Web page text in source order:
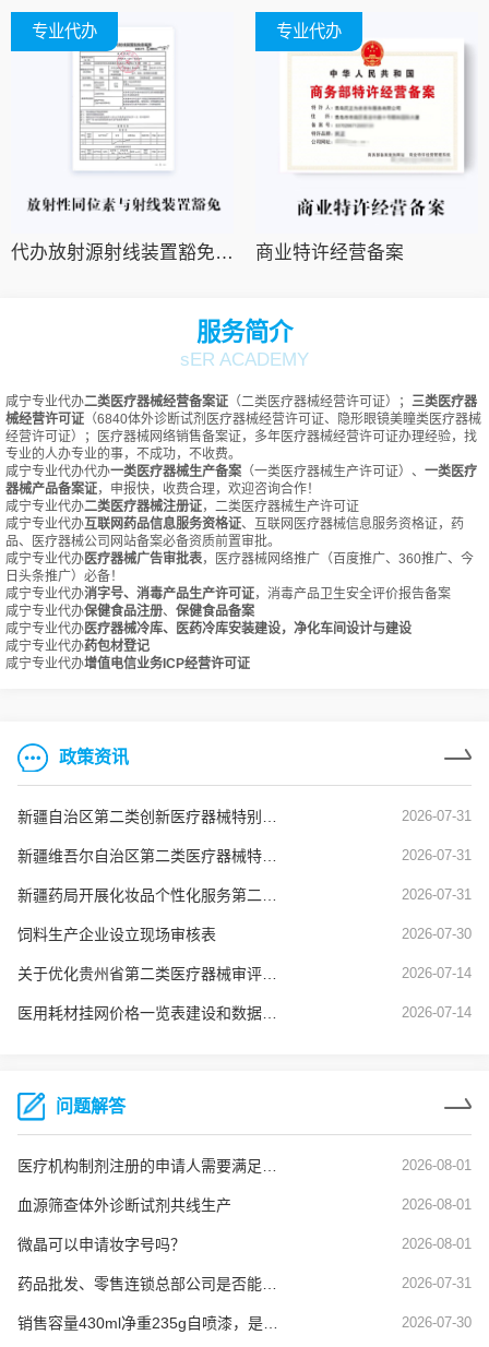
专业代办
代办放射源射线装置豁免备案
专业代办
商业特许经营备案
服务简介
sER ACADEMY
咸宁专业代办二类医疗器械经营备案证 （二类医疗器械经营许可证）； 三类医疗器
械经营许可证 （6840体外诊断试剂医疗器械经营许可证、隐形眼镜美瞳类医疗器械
经营许可证）；医疗器械网络销售备案证，多年医疗器械经营许可证办理经验，找
专业的人办专业的事，不成功，不收费。
咸宁专业代办代办一类医疗器械生产备案 （一类医疗器械生产许可证）、 一类医疗
器械产品备案证，申报快，收费合理，欢迎咨询合作！
咸宁专业代办二类医疗器械注册证，二类医疗器械生产许可证
咸宁专业代办互联网药品信息服务资格证、互联网医疗器械信息服务资格证，药
品、医疗器械公司网站备案必备资质前置审批。
咸宁专业代办医疗器械广告审批表，医疗器械网络推广（百度推广、360推广、今
日头条推广）必备！
咸宁专业代办消字号、消毒产品生产许可证，消毒产品卫生安全评价报告备案
咸宁专业代办保健食品注册、 保健食品备案
咸宁专业代办医疗器械冷库、医药冷库安装建设，净化车间设计与建设
咸宁专业代办药包材登记
咸宁专业代办增值电信业务ICP经营许可证
政策资讯
2026-07-31
2026-07-31
2026-07-31
饲料生产企业设立现场审核表 2026-07-30
2026-07-14
2026-07-14
问题解答
2026-08-01
血源筛查体外诊断试剂共线生产 2026-08-01
微晶可以申请妆字号吗？ 2026-08-01
2026-07-31
2026-07-30